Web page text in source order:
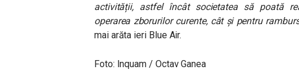
activității, astfel încât societatea să poată
operarea zborurilor curente, cât și pentru
mai arăta ieri Blue Air.
Foto: Inquam / Octav Ganea